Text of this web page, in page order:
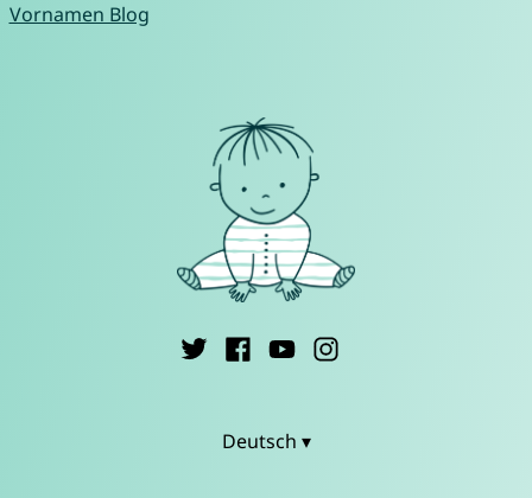
Vornamen Blog
Deutsch ▾